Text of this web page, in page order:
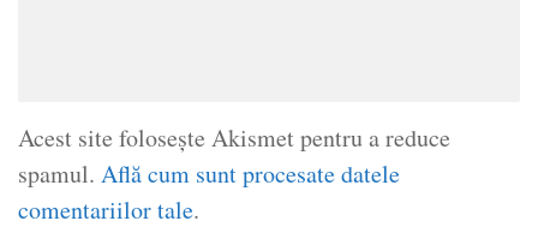
Acest site folosește Akismet pentru a reduce
spamul. Află cum sunt procesate datele
comentariilor tale.